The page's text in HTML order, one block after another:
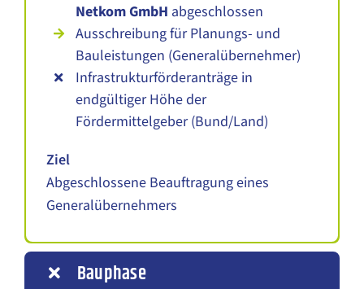
Netkom GmbH abgeschlossen
Ausschreibung für Planungs- und
Bauleistungen (Generalübernehmer)
Infrastrukturförderanträge in
endgültiger Höhe der
Fördermittelgeber (Bund/Land)
Ziel
Abgeschlossene Beauftragung eines
Generalübernehmers
Bauphase